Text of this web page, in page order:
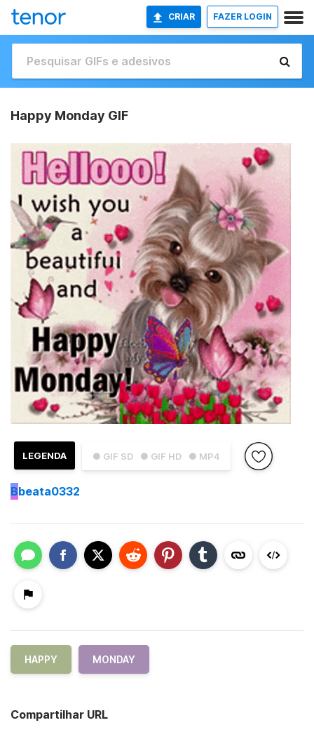
CRIAR FAZER LOGIN
Happy Monday GIF
● GIF SD ● GIF HD ● MP4
LEGENDA
Bbeata0332
HAPPY MONDAY
Compartilhar URL